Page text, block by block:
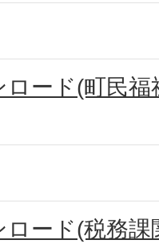
ード(町民福
ード(税務課